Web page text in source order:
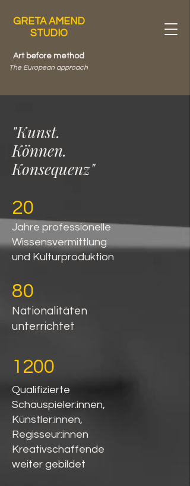
GRETA AMEND
STUDIO
Art before method
The European approach
"Kunst.
Können.
Konsequenz"
20
Jahre professionelle
Wissensvermittlung
und Kulturproduktion
80
Nationalitäten
unterrichtet
1200
Qualifizierte
Schauspieler:innen,
Künstler:innen,
Regisseur:innen
Kreativschaffende
weiter gebildet